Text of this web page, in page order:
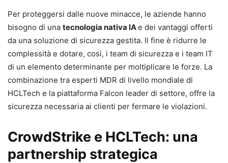
Per proteggersi dalle nuove minacce, le aziende hanno
bisogno di una tecnologia nativa IAe dei vantaggi offerti
da una soluzione di sicurezza gestita. Il fine è ridurre le
complessità e dotare, così, i team di sicurezza e i team IT
di un elemento determinante per moltiplicare le forze. La
combinazione tra esperti MDR di livello mondiale di
HCLTech e la piattaforma Falcon leader di settore, offre la
sicurezza necessaria ai clienti per fermare le violazioni.
CrowdStrike e HCLTech: una
partnership strategica